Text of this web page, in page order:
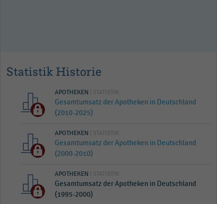
Statistik Historie
APOTHEKEN | STATISTIK
Gesamtumsatz der Apotheken in Deutschland
(2010-2025)
APOTHEKEN | STATISTIK
Gesamtumsatz der Apotheken in Deutschland
(2000-2010)
APOTHEKEN | STATISTIK
Gesamtumsatz der Apotheken in Deutschland
(1995-2000)